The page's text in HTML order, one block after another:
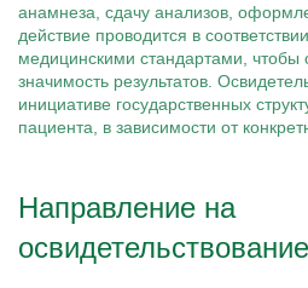
анамнеза, сдачу анализов,
действие проводится в
медицинскими стандартами, чтобы
значимость результатов.
инициативе государственных
пациента, в зависимости от
Направление на
освидетельствование